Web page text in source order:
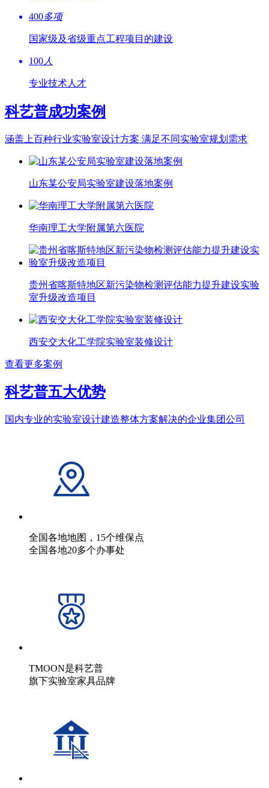
400多项
国家级及省级重点工程项目的建设
100 人
专业技术人才
科艺普成功案例
涵盖上百种行业实验室设计方案 满足不同实验室规划需求
山东某公安局实验室建设落地案例
华南理工大学附属第六医院
贵州省喀斯特地区新污染物检测评估能力提升建设实验
室升级改造项目
西安交大化工学院实验室装修设计
查看更多案例
科艺普五大优势
国内专业的实验室设计建造整体方案解决的企业集团公司
全国各地地图，15个维保点
全国各地20多个办事处
TMOON是科艺普
旗下实验室家具品牌